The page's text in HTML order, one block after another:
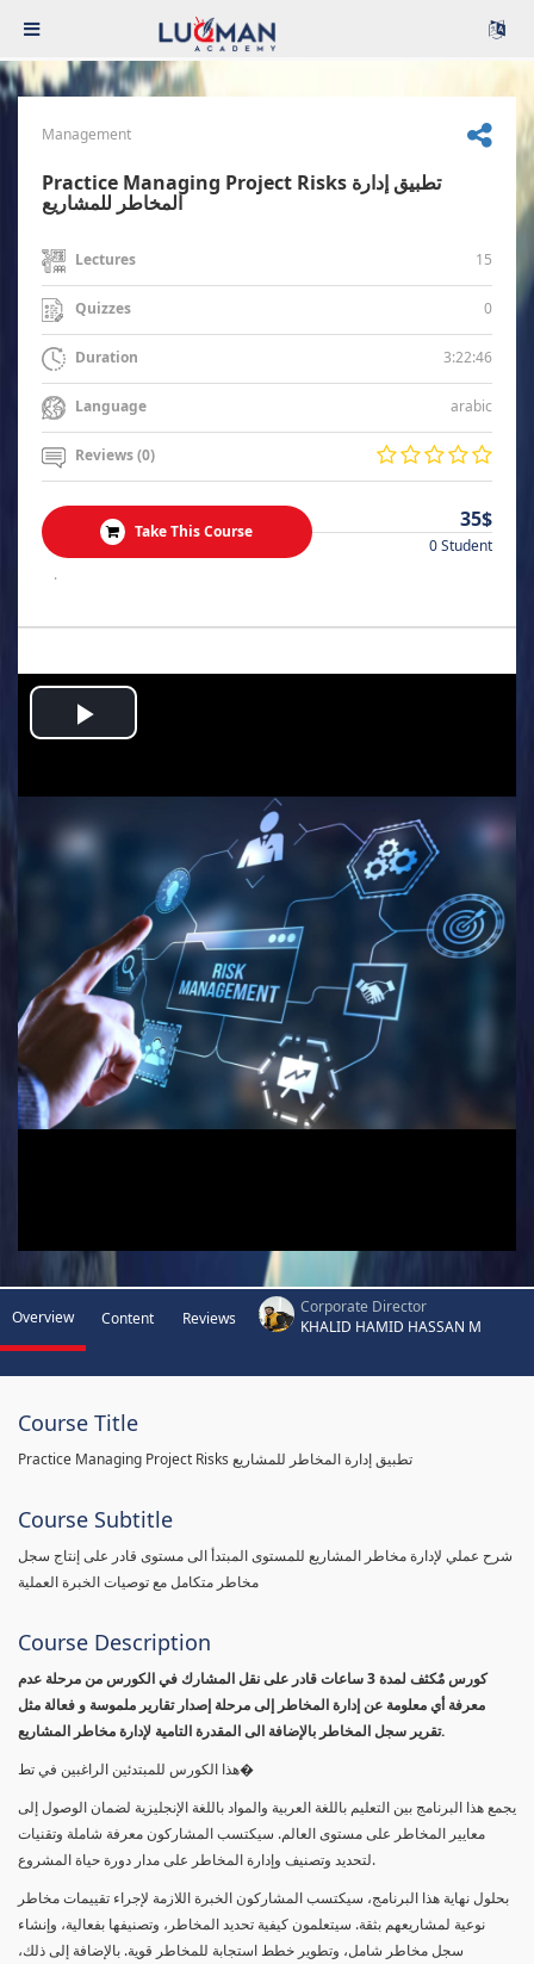
Management
Practice Managing Project Risks تطبيق إدارة
المخاطر للمشاريع
Lectures 15
Quizzes 0
Duration 3:22:46
Language arabic
Reviews (0)
Take This Course 35$
0 Student
.
Play
Video
Overview Content Reviews
Corporate Director
KHALID HAMID HASSAN M
Course Title
Practice Managing Project Risks تطبيق إدارة المخاطر للمشاريع
Course Subtitle
شرح عملي لإدارة مخاطر المشاريع للمستوى المبتدأ الى مستوى قادر على إنتاج سجل
مخاطر متكامل مع توصيات الخبرة العملية
Course Description
كورس مٌكثف لمدة 3 ساعات قادر على نقل المشارك في الكورس من مرحلة عدم
معرفة أي معلومة عن إدارة المخاطر إلى مرحلة إصدار تقارير ملموسة و فعالة مثل
تقرير سجل المخاطر بالإضافة الى المقدرة التامية لإدارة مخاطر المشاريع.
هذا الكورس للمبتدئين الراغبين في تط�
يجمع هذا البرنامج بين التعليم باللغة العربية والمواد باللغة الإنجليزية لضمان الوصول إلى
معايير المخاطر على مستوى العالم. سيكتسب المشاركون معرفة شاملة وتقنيات
لتحديد وتصنيف وإدارة المخاطر على مدار دورة حياة المشروع.
بحلول نهاية هذا البرنامج، سيكتسب المشاركون الخبرة اللازمة لإجراء تقييمات مخاطر
نوعية لمشاريعهم بثقة. سيتعلمون كيفية تحديد المخاطر، وتصنيفها بفعالية، وإنشاء
سجل مخاطر شامل، وتطوير خطط استجابة للمخاطر قوية. بالإضافة إلى ذلك،